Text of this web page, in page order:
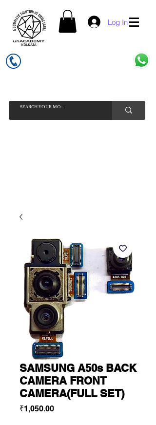
Log In
SAMSUNG A50s BACK
CAMERA FRONT
CAMERA(FULL SET)
₹1,050.00Price